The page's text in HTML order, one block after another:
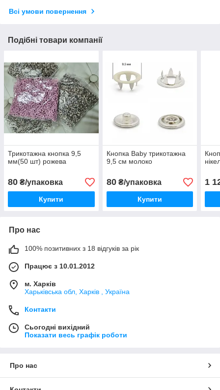
Всі умови повернення
Подібні товари компанії
Трикотажна кнопка 9,5
мм(50 шт) рожева
80 ₴/упаковка
Купити
Кнопка Baby трикотажна
9,5 см молоко
80₴/упаковка
Купити
1
Про нас
100% позитивних з 18 відгуків за рік
Працює з 10.01.2012
м. Харків
Харьківська обл, Харків , Україна
Контакти
Сьогодні вихідний
Показати весь графік роботи
Про нас